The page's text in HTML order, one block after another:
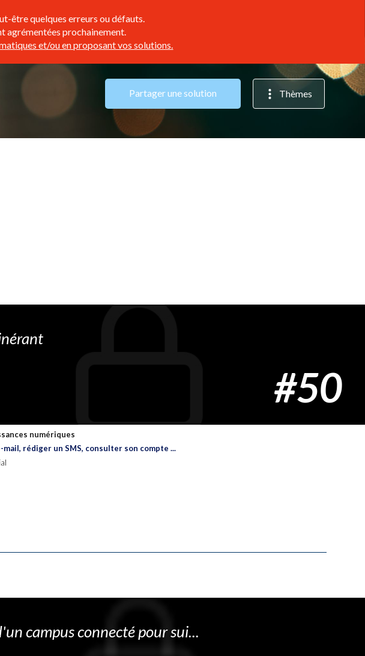
être quelques erreurs ou défauts.
agrémentées prochainement.
et/ou en proposant vos solutions.
Partager une solution Thèmes
#50
numériques
rédiger un SMS, consulter son compte ...
campus connecté pour sui...